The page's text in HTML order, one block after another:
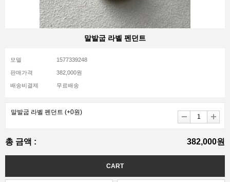
말발굽 라벨 펜던트
모델 1577339248
판매가격 382,000원
배송비결제 무료배송
말발굽 라벨 펜던트 (+0원)
총 금액 : 382,000원